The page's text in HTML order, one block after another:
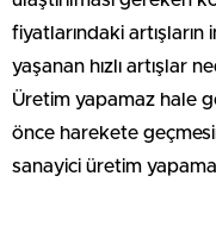
fiyatlarındaki
yaşanan hızlı artışlar
Üretim yapamaz hale
önce harekete
sanayici üretim